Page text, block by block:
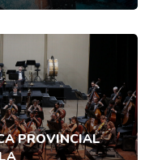
PROVINCIAL